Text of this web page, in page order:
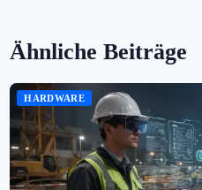
Ähnliche Beiträge
HARDWARE